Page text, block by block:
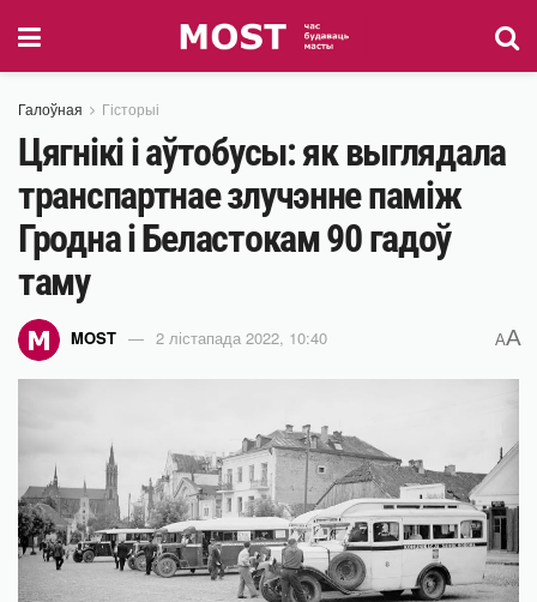
Галоўная Гісторыі
Цягнікі і аўтобусы: як выглядала
транспартнае злучэнне паміж
Гродна і Беластокам 90 гадоў
таму
MOST 2 лістапада 2022, 10:40 AA